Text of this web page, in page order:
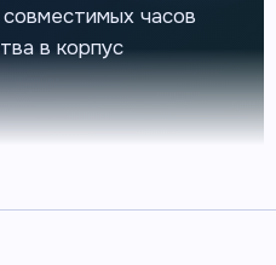
часов
в корпус
покупкой